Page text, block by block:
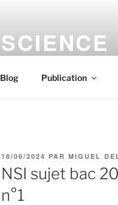
SCIENCE
Blog Publication
PUBLIÉ
LE
18/06/2024 PAR MIGUEL
NSI sujet bac
n°1